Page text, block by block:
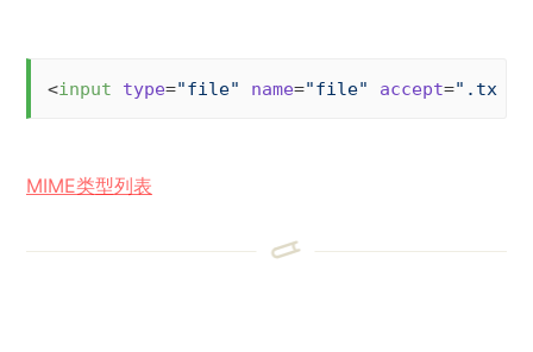
<input type="file" name="file" accept=
MIME类型列表